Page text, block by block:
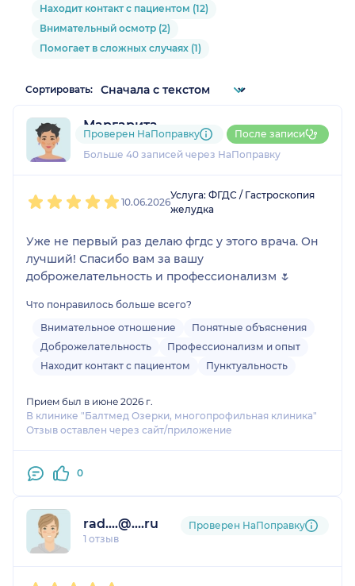
Находит контакт с пациентом (12)
Внимательный осмотр (2)
Помогает в сложных случаях (1)
Сортировать:
Маргарита
15 отзывови2 оценки
Больше 40 записей через НаПоправку
Проверен НаПоправку После записи
10.06.2026
Услуга: ФГДС / Гастроскопия
желудка
Уже не первый раз делаю фгдс у этого врача. Он
лучший! Спасибо вам за вашу
доброжелательность и профессионализм 🌷
Что понравилось больше всего?
Внимательное отношение
Понятные объяснения
Доброжелательность
Профессионализм и опыт
Находит контакт с пациентом
Пунктуальность
Прием был в июне 2026 г.
В клинике "Балтмед Озерки, многопрофильная клиника"
Отзыв оставлен через сайт/приложение
0
rad....@....ru
1 отзыв
Проверен НаПоправку